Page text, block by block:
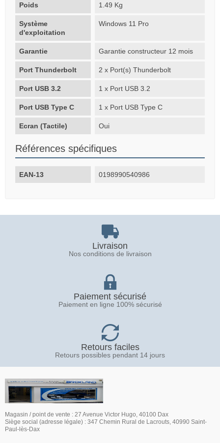
Poids 1.49 Kg
Système
d'exploitation
Windows 11 Pro
Garantie Garantie constructeur 12 mois
Port Thunderbolt 2 x Port(s) Thunderbolt
Port USB 3.2 1 x Port USB 3.2
Port USB Type C 1 x Port USB Type C
Ecran (Tactile) Oui
Références spécifiques
EAN-13 0198990540986
Livraison
Nos conditions de livraison
Paiement sécurisé
Paiement en ligne 100% sécurisé
Retours faciles
Retours possibles pendant 14 jours
Magasin / point de vente : 27 Avenue Victor Hugo, 40100 Dax
Siège social (adresse légale) : 347 Chemin Rural de Lacrouts, 40990 Saint-
Paul-lès-Dax